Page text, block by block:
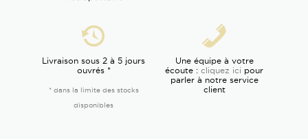
Livraison sous 2 à 5 jours
ouvrés *
* dans la limite des stocks
disponibles
Une équipe à votre
écoute :cliquez ici pour
parler à notre service
client